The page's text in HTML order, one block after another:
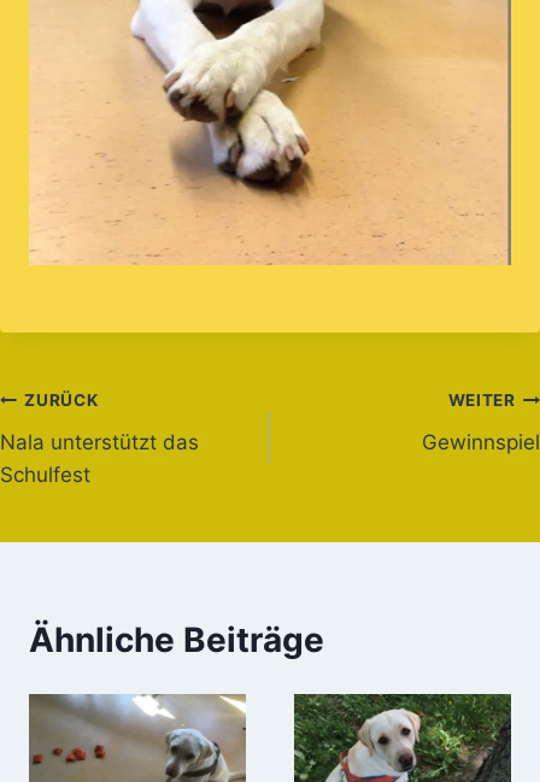
Beitragsnavigation
ZURÜCK
Nala unterstützt das
Schulfest
WEITER
Gewinnspiel
Ähnliche Beiträge